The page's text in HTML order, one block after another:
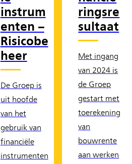
instrum
enten –
Risicobe
heer
De Groep is
uit hoofde
van het
gebruik van
financiële
instrumenten
ringsre
sultaat
Met ingang
van 2024 is
de Groep
gestart met
toerekening
van
bouwrente
aan werken